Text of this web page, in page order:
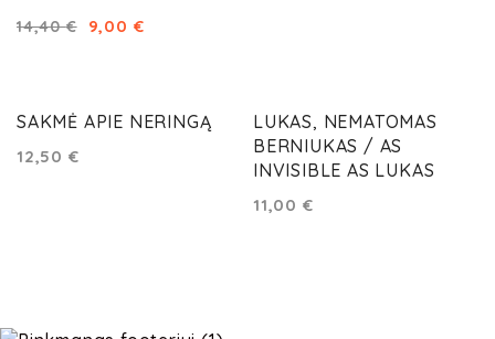
14,40€ 9,00 €
SAKMĖ APIE NERINGĄ
12,50 €
LUKAS, NEMATOMAS
BERNIUKAS / AS
INVISIBLE AS LUKAS
11,00 €